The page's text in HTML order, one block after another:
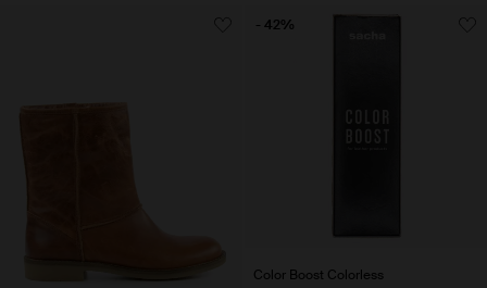
Color Boost Colorless
- 42%